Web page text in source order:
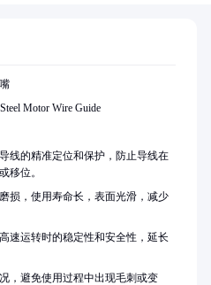
Motor Wire Guide
线的精准定位和保护，防止导线在
移位。
损，使用寿命长，表面光滑，减少
速运转时的稳定性和安全性，延长
，避免使用过程中出现毛刺或变